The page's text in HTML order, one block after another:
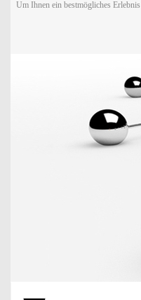
Um Ihnen ein bestmögliches